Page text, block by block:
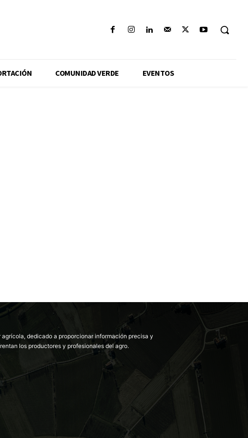
COMUNIDAD VERDE EVENTOS
dedicado a proporcionar información precisa y
los productores y profesionales del agro.